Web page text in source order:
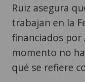
Ruiz asegura
trabajan en la
financiados por
momento no
qué se refiere